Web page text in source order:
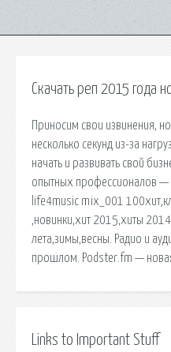
Скачать реп 2015 года
Приносим свои извинения,
несколько секунд из-за
начать и развивать свой
опытных профессионалов —
life4music mix_001
,новинки,хит 2015,хиты
лета,зимы,весны. Радио и
прошлом. Podster.fm — новая
Links to Important Stuff